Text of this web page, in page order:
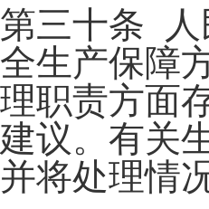
第三十条 人
全生产保障
理职责方面
建议。有关
并将处理情